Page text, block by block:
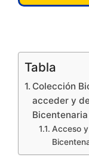
Tabla
Colección
acceder y
Bicentenaria
Acceso